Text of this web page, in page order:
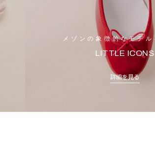
メゾンの象徴的なモデル
LITTLE ICONS
詳細を見る